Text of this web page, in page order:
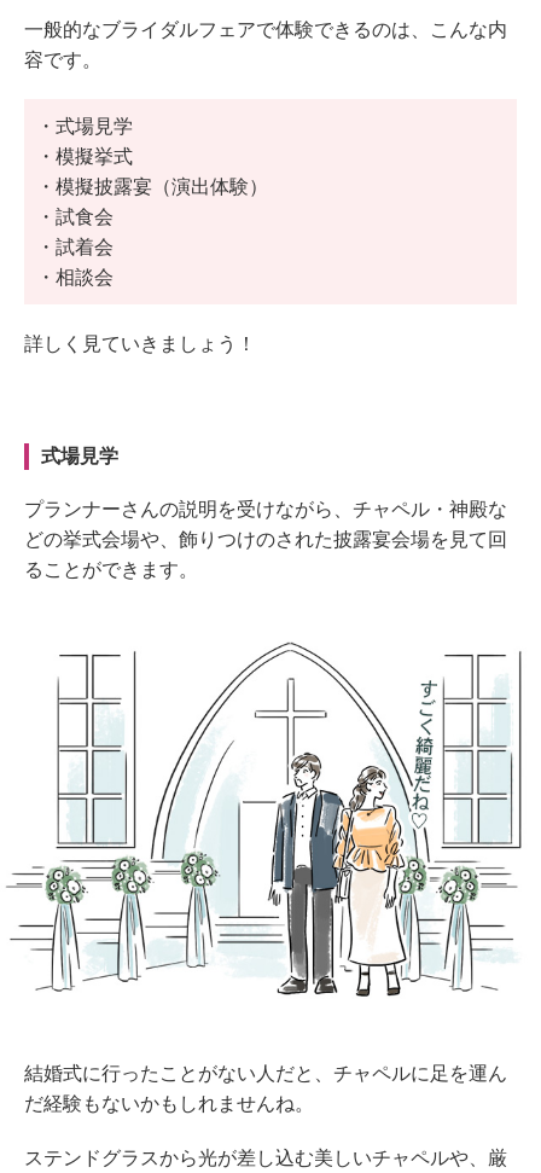
一般的なブライダルフェアで体験できるのは、こんな内
容です。
・式場見学
・模擬挙式
・模擬披露宴（演出体験）
・試食会
・試着会
・相談会
詳しく見ていきましょう！
式場見学
プランナーさんの説明を受けながら、チャペル・神殿な
どの挙式会場や、飾りつけのされた披露宴会場を見て回
ることができます。
結婚式に行ったことがない人だと、チャペルに足を運ん
だ経験もないかもしれませんね。
ステンドグラスから光が差し込む美しいチャペルや、厳